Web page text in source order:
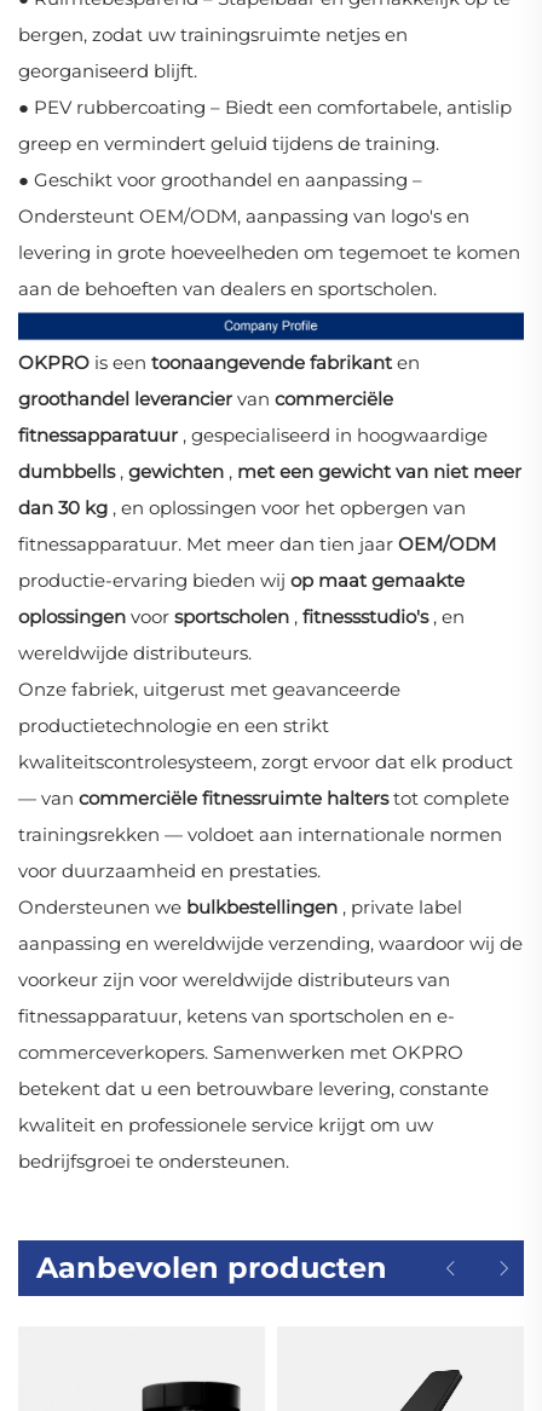
bergen, zodat uw trainingsruimte netjes en
georganiseerd blijft.
● PEV rubbercoating – Biedt een comfortabele, antislip
greep en vermindert geluid tijdens de training.
● Geschikt voor groothandel en aanpassing –
Ondersteunt OEM/ODM, aanpassing van logo's en
levering in grote hoeveelheden om tegemoet te komen
aan de behoeften van dealers en sportscholen.
OKPRO is een toonaangevende fabrikant en
groothandel leverancier van commerciële
fitnessapparatuur , gespecialiseerd in hoogwaardige
dumbbells , gewichten , met een gewicht van niet meer
dan 30 kg , en oplossingen voor het opbergen van
fitnessapparatuur. Met meer dan tien jaar OEM/ODM
productie-ervaring bieden wij op maat gemaakte
oplossingen voor sportscholen , fitnessstudio's , en
wereldwijde distributeurs.
Onze fabriek, uitgerust met geavanceerde
productietechnologie en een strikt
kwaliteitscontrolesysteem, zorgt ervoor dat elk product
— van commerciële fitnessruimte halterstot complete
trainingsrekken — voldoet aan internationale normen
voor duurzaamheid en prestaties.
Ondersteunen we bulkbestellingen , private label
aanpassing en wereldwijde verzending, waardoor wij de
voorkeur zijn voor wereldwijde distributeurs van
fitnessapparatuur, ketens van sportscholen en e-
commerceverkopers. Samenwerken met OKPRO
betekent dat u een betrouwbare levering, constante
kwaliteit en professionele service krijgt om uw
bedrijfsgroei te ondersteunen.
Aanbevolen producten